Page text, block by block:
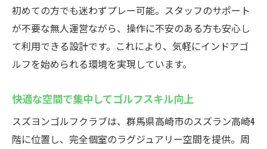
初めての方でも迷わずプレー可能。スタッフのサポート
が不要な無人運営ながら、操作に不安のある方も安心し
て利用できる設計です。これにより、気軽にインドアゴ
ルフを始められる環境を実現しています。
快適な空間で集中してゴルフスキル向上
スズヨンゴルフクラブは、群馬県高崎市のスズラン高崎4
階に位置し、完全個室のラグジュアリー空間を提供。周